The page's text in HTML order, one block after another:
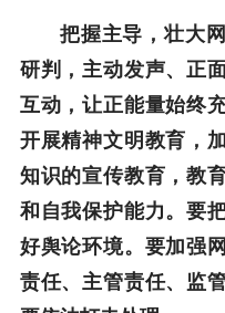
把握主导，壮大
研判，主动发声、正
互动，让正能量始终
开展精神文明教育，
知识的宣传教育，教
和自我保护能力。要
好舆论环境。要加强
责任、主管责任、监